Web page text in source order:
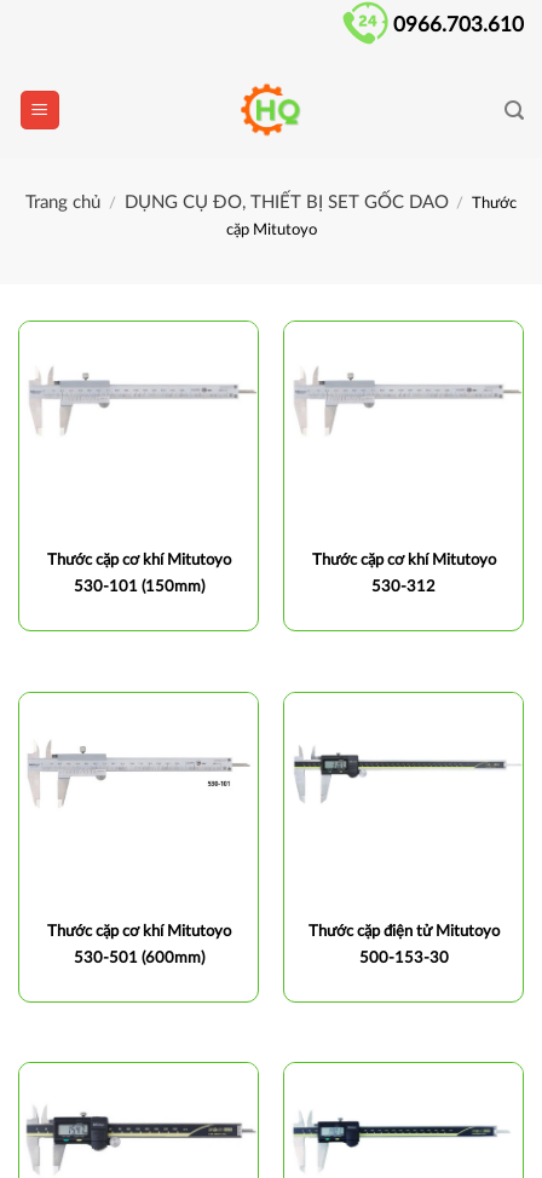
0966.703.610
Trang chủ / DỤNG CỤ ĐO, THIẾT BỊ SET GỐC DAO /
Thước
cặp Mitutoyo
Thước cặp cơ khí Mitutoyo
530-101 (150mm)
Thước cặp cơ khí Mitutoyo
530-312
Thước cặp cơ khí Mitutoyo
530-501 (600mm)
Thước cặp điện tử Mitutoyo
500-153-30